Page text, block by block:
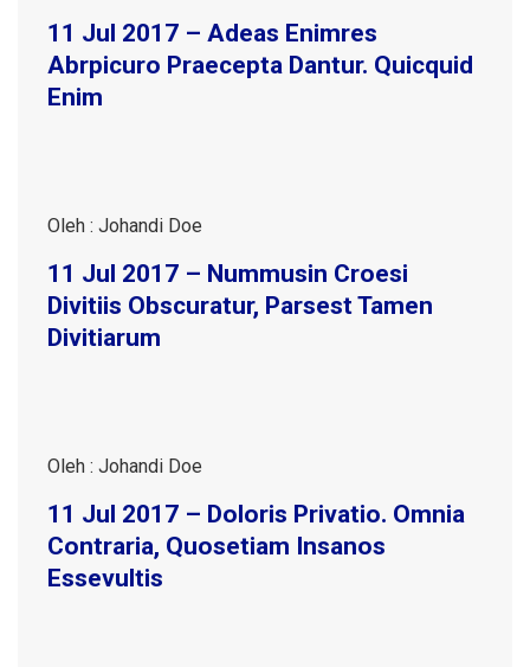
11 Jul 2017 – Adeas Enimres
Abrpicuro Praecepta Dantur. Quicquid
Enim
Oleh : Johandi Doe
11 Jul 2017 – Nummusin Croesi
Divitiis Obscuratur, Parsest Tamen
Divitiarum
Oleh : Johandi Doe
11 Jul 2017 – Doloris Privatio. Omnia
Contraria, Quosetiam Insanos
Essevultis